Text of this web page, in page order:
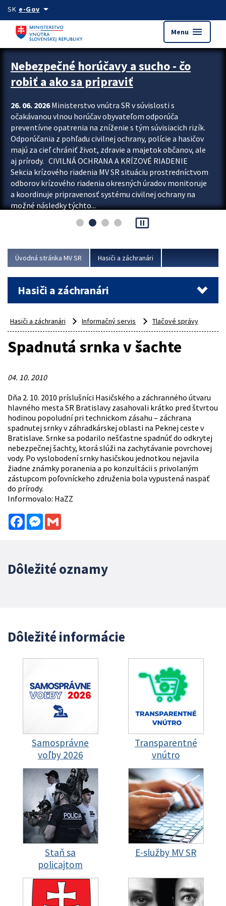
Preskocit na hlavný obsah
SK e-Govarrow_drop_down
Menu menu
Zastavit automatický posun upútavok
Nebezpečné horúčavy a sucho - čo
robiť a ako sa pripraviť
26. 06. 2026Ministerstvo vnútra SR v súvislosti s
očakávanou vlnou horúčav obyvateľom odporúča
preventívne opatrenia na zníženie s tým súvisiacich rizík.
Odporúčania z pohľadu civilnej ochrany, polície a hasičov
majú za cieľ chrániť život, zdravie a majetok občanov, ale
aj prírody. CIVILNÁ OCHRANA A KRÍZOVÉ RIADENIE
Sekcia krízového riadenia MV SR situáciu prostredníctvom
odborov krízového riadenia okresných úradov monitoruje
a koordinuje pripravenosť systému civilnej ochrany na
možné následky týchto...
pause_presentation
Úvodná stránka MV SR Hasiči a záchranári
Hasiči a záchranári
Hasiči a záchranári Informačný servis Tlačové správy
Spadnutá srnka v šachte
04. 10. 2010
Dňa 2. 10. 2010 príslušníci Hasičského a záchranného útvaru
hlavného mesta SR Bratislavy zasahovali krátko pred štvrtou
hodinou popoludní pri technickom zásahu – záchrana
spadnutej srnky v záhradkárskej oblasti na Peknej ceste v
Bratislave. Srnke sa podarilo nešťastne spadnúť do odkrytej
nebezpečnej šachty, ktorá slúži na zachytávanie povrchovej
vody. Po vyslobodení srnky hasičskou jednotkou nejavila
žiadne známky poranenia a po konzultácii s privolaným
zástupcom poľovníckeho združenia bola vypustená naspäť
do prírody.
Informovalo: HaZZ
FacebookMessenger
Dôležité oznamy
Dôležité informácie
Samosprávne
voľby 2026
Transparentné
vnútro
Staň sa
policajtom
E-služby MV SR